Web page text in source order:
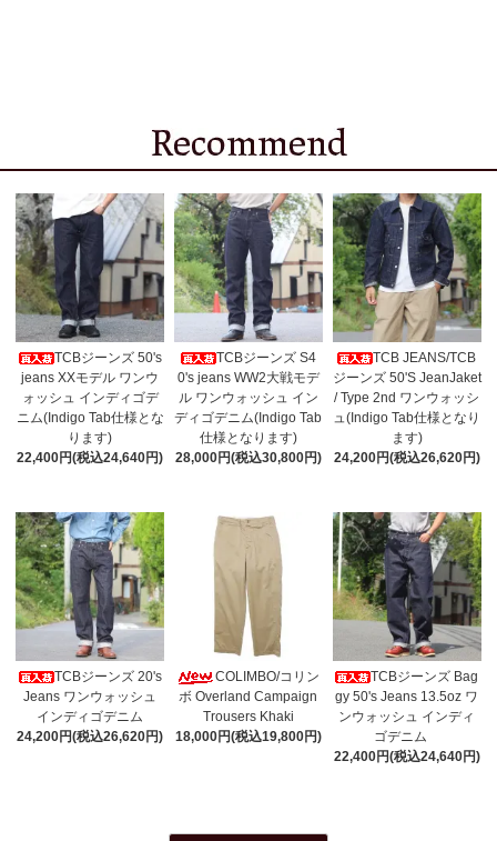
TCBジーンズ 50's
jeans XXモデル ワンウ
ォッシュ インディゴデ
ニム(Indigo Tab仕様とな
ります)
22,400円(税込24,640円)
TCBジーンズ S4
0's jeans WW2大戦モデ
ル ワンウォッシュ イン
ディゴデニム(Indigo Tab
仕様となります)
28,000円(税込30,800円)
TCB JEANS/TCB
ジーンズ 50'S JeanJaket
/ Type 2nd ワンウォッシ
ュ(Indigo Tab仕様となり
ます)
24,200円(税込26,620円)
TCBジーンズ 20's
Jeans ワンウォッシュ
インディゴデニム
24,200円(税込26,620円)
COLIMBO/コリン
ボ Overland Campaign
Trousers Khaki
18,000円(税込19,800円)
TCBジーンズ Bag
gy 50's Jeans 13.5oz ワ
ンウォッシュ インディ
ゴデニム
22,400円(税込24,640円)